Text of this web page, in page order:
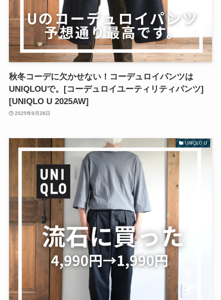
秋冬コーデに欠かせない！コーデュロイパンツは
UNIQLOUで。[コーデュロイユーティリティパンツ]
[UNIQLO U 2025AW]
2025年9月28日
UNIQLO U